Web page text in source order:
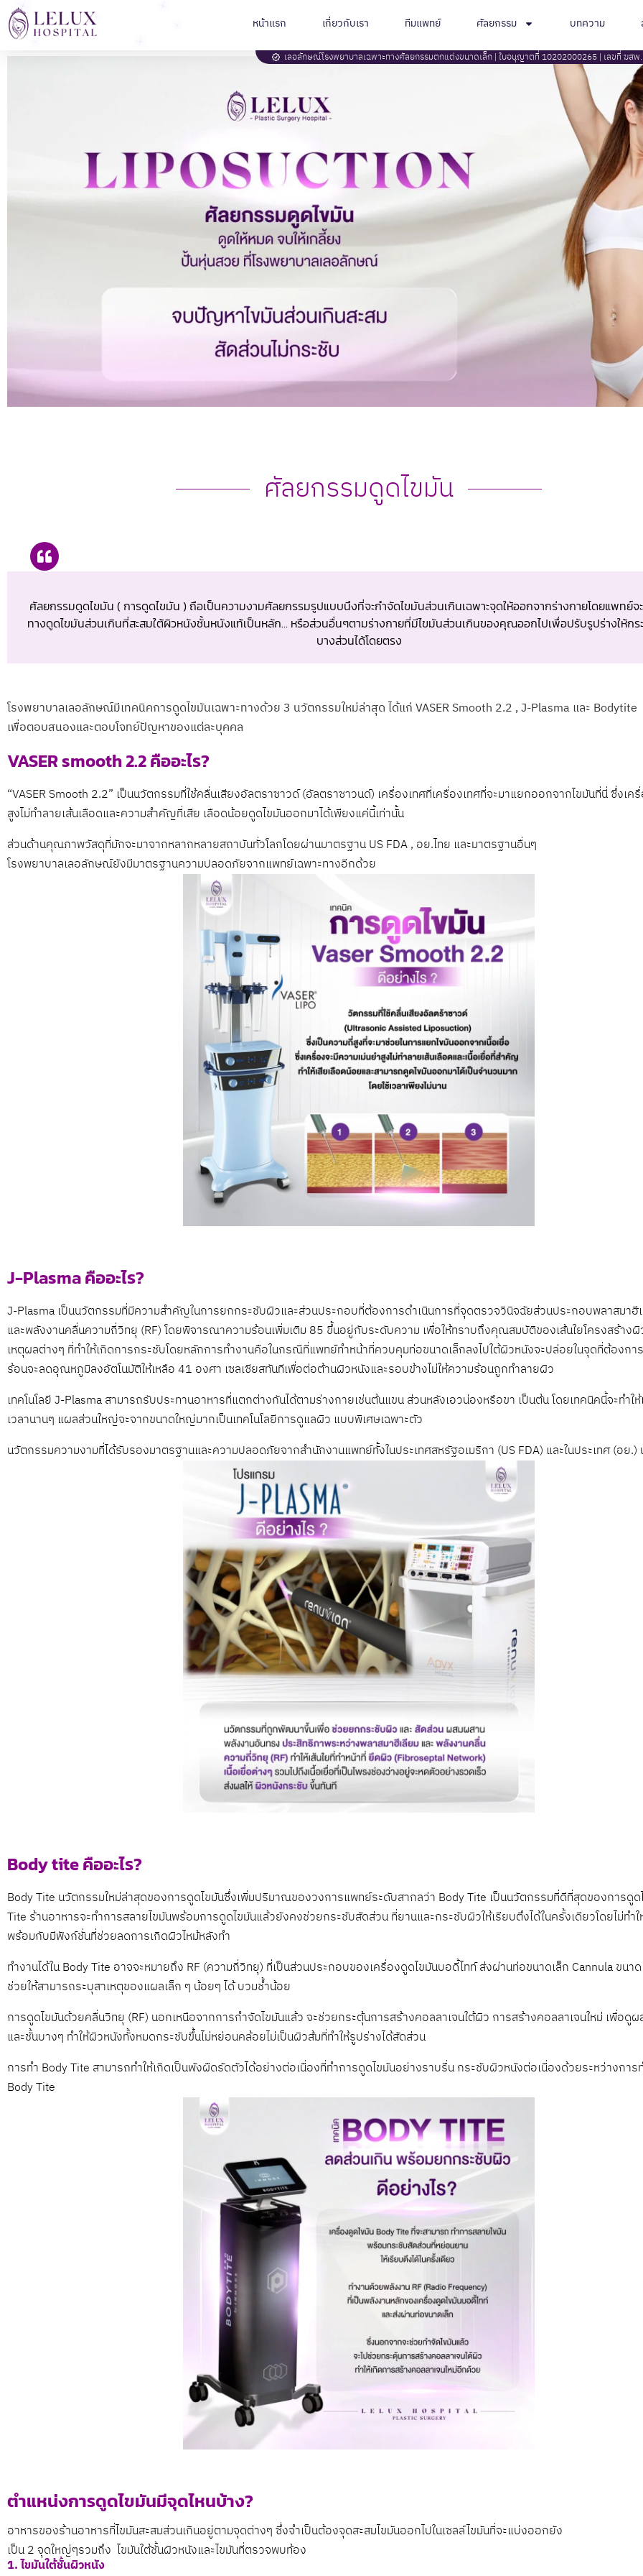
หน้าแรก เกี่ยวกับเรา ทีมแพทย์ ศัลยกรรม บทความ
เลอลักษณ์โรงพยาบาลเฉพาะทางศัลยกรรมตกแต่งขนาดเล็ก | ใบอนุญาตที่ 10202000265 | เลขที่ ฆส
ศัลยกรรมดูดไขมัน
ศัลยกรรมดูดไขมัน ( การดูดไขมัน ) ถือเป็นความงามศัลยกรรมรูปแบบนึงที่จะกำจัดไขมันส่วนเกินเฉพาะจุดให้ออกจากร่างกายโดยแพทย์จะ
ทางดูดไขมันส่วนเกินที่สะสมใต้ผิวหนังชั้นหนังแท้เป็นหลัก… หรือส่วนอื่นๆตามร่างกายที่มีไขมันส่วนเกินของคุณออกไปเพื่อปรับรูปร่างให้กร
บางส่วนได้โดยตรง
โรงพยาบาลเลอลักษณ์มีเทคนิคการดูดไขมันเฉพาะทางด้วย 3 นวัตกรรมใหม่ล่าสุด ได้แก่ VASER Smooth 2.2 , J-Plasma และ Bodytite
เพื่อตอบสนองและตอบโจทย์ปัญหาของแต่ละบุคคล
VASER smooth 2.2 คืออะไร?
“VASER Smooth 2.2” เป็นนวัตกรรมที่ใช้คลื่นเสียงอัลตราซาวด์ (อัลตราซาวนด์) เครื่องเทศที่เครื่องเทศที่จะมาแยกออกจากไขมันที่นี่ ซึ่งเค
สูงไม่ทำลายเส้นเลือดและความสำคัญที่เสีย เลือดน้อยดูดไขมันออกมาได้เพียงแค่นี้เท่านั้น
ส่วนด้านคุณภาพวัสดุที่มักจะมาจากหลากหลายสถาบันทั่วโลกโดยผ่านมาตรฐาน US FDA , อย.ไทย และมาตรฐานอื่นๆ
โรงพยาบาลเลอลักษณ์ยังมีมาตรฐานความปลอดภัยจากแพทย์เฉพาะทางอีกด้วย
J-Plasma คืออะไร?
J-Plasma เป็นนวัตกรรมที่มีความสำคัญในการยกกระชับผิวและส่วนประกอบที่ต้องการดำเนินการที่จุดตรวจวินิจฉัยส่วนประกอบพลาสมาฮี
และพลังงานคลื่นความถี่วิทยุ (RF) โดยพิจารณาความร้อนเพิ่มเติม 85 ขึ้นอยู่กับระดับความ เพื่อให้ทราบถึงคุณสมบัติของเส้นใยโครงสร้างผิ
เหตุผลต่างๆ ที่ทำให้เกิดการกระชับโดยหลักการทำงานคือในกรณีที่แพทย์ทำหน้าที่ควบคุมท่อขนาดเล็กลงไปใต้ผิวหนังจะปล่อยในจุดที่ต้องกา
ร้อนจะลดอุณหภูมิลงอัตโนมัติให้เหลือ 41 องศา เซลเซียสทันทีเพื่อต่อต้านผิวหนังและรอบข้างไม่ให้ความร้อนถูกทำลายผิว
เทคโนโลยี J-Plasma สามารถรับประทานอาหารที่แตกต่างกันได้ตามร่างกายเช่นต้นแขน ส่วนหลังเอวน่องหรือขา เป็นต้น โดยเทคนิคนี้จะทำใ
เวลานานๆ แผลส่วนใหญ่จะจากขนาดใหญ่มากเป็นเทคโนโลยีการดูแลผิว แบบพิเศษเฉพาะตัว
นวัตกรรมความงามที่ได้รับรองมาตรฐานและความปลอดภัยจากสำนักงานแพทย์ทั้งในประเทศสหรัฐอเมริกา (US FDA) และในประเทศ (อย
Body tite คืออะไร?
Body Tite นวัตกรรมใหม่ล่าสุดของการดูดไขมันซึ่งเพิ่มปริมาณของวงการแพทย์ระดับสากลว่า Body Tite เป็นนวัตกรรมที่ดีที่สุดของการดูด
Tite ร้านอาหารจะทำการสลายไขมันพร้อมการดูดไขมันแล้วยังคงช่วยกระชับสัดส่วน ที่ยานและกระชับผิวให้เรียบตึงได้ในครั้งเดียวโดยไม่ทำ
พร้อมกับมีฟังก์ชั่นที่ช่วยลดการเกิดผิวไหม้หลังทำ
ทำงานได้ใน Body Tite อาจจะหมายถึง RF (ความถี่วิทยุ) ที่เป็นส่วนประกอบของเครื่องดูดไขมันบอดี้ไทท์ ส่งผ่านท่อขนาดเล็ก Cannula ขนา
ช่วยให้สามารถระบุสาเหตุของแผลเล็ก ๆ น้อยๆ ได้ บวมช้ำน้อย
การดูดไขมันด้วยคลื่นวิทยุ (RF) นอกเหนือจากการกำจัดไขมันแล้ว จะช่วยกระตุ้นการสร้างคอลลาเจนใต้ผิว การสร้างคอลลาเจนใหม่ เพื่อดู
และชั้นบางๆ ทำให้ผิวหนังทั้งหมดกระชับขึ้นไม่หย่อนคล้อยไม่เป็นผิวส้มที่ทำให้รูปร่างได้สัดส่วน
การทำ Body Tite สามารถทำให้เกิดเป็นพังผืดรัดตัวได้อย่างต่อเนื่องที่ทำการดูดไขมันอย่างราบรื่น กระชับผิวหนังต่อเนื่องด้วยระหว่างการ
Body Tite
ตำแหน่งการดูดไขมันมีจุดไหนบ้าง?
อาหารของร้านอาหารที่ไขมันสะสมส่วนเกินอยู่ตามจุดต่างๆ ซึ่งจำเป็นต้องจุดสะสมไขมันออกไปในเซลล์ไขมันที่จะแบ่งออกยัง
เป็น 2 จุดใหญ่ๆรวมถึง ไขมันใต้ชั้นผิวหนังและไขมันที่ตรวจพบท้อง
1. ไขมันใต้ชั้นผิวหนัง